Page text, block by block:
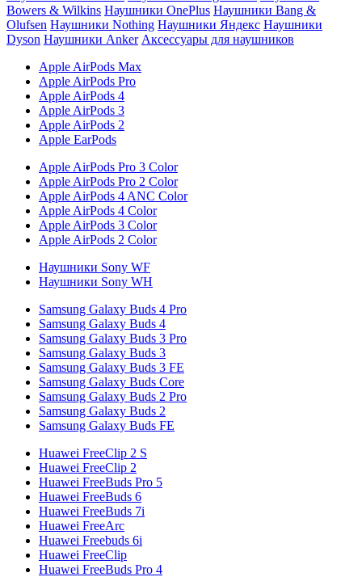
Bowers & Wilkins Наушники OnePlus Наушники Bang &
Olufsen Наушники Nothing Наушники Яндекс Наушники
Dyson Наушники Anker Аксессуары для наушников
Apple AirPods Max
Apple AirPods Pro
Apple AirPods 4
Apple AirPods 3
Apple AirPods 2
Apple EarPods
Apple AirPods Pro 3 Color
Apple AirPods Pro 2 Color
Apple AirPods 4 ANC Color
Apple AirPods 4 Color
Apple AirPods 3 Color
Apple AirPods 2 Color
Наушники Sony WF
Наушники Sony WH
Samsung Galaxy Buds 4 Pro
Samsung Galaxy Buds 4
Samsung Galaxy Buds 3 Pro
Samsung Galaxy Buds 3
Samsung Galaxy Buds 3 FE
Samsung Galaxy Buds Core
Samsung Galaxy Buds 2 Pro
Samsung Galaxy Buds 2
Samsung Galaxy Buds FE
Huawei FreeClip 2 S
Huawei FreeClip 2
Huawei FreeBuds Pro 5
Huawei FreeBuds 6
Huawei FreeBuds 7i
Huawei FreeArc
Huawei Freebuds 6i
Huawei FreeClip
Huawei FreeBuds Pro 4